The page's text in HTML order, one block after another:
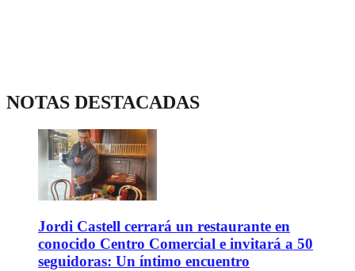
NOTAS DESTACADAS
Jordi Castell cerrará un restaurante en
conocido Centro Comercial e invitará a 50
seguidoras: Un íntimo encuentro